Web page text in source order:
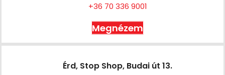
+36 70 336 9001
Megnézem
Érd, Stop Shop, Budai út 13.